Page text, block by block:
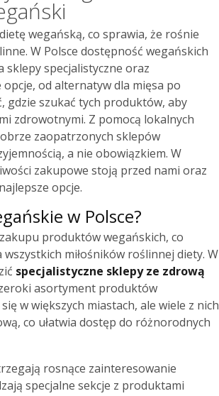
wegańską, co sprawia, że rośnie
W Polsce dostępność wegańskich
sklepy specjalistyczne oraz
od alternatyw dla mięsa po
gdzie szukać tych produktów, aby
zdrowotnymi. Z pomocą lokalnych
zaopatrzonych sklepów
a nie obowiązkiem. W
zakupowe stoją przed nami oraz
opcje.
w Polsce?
produktów wegańskich, co
miłośników roślinnej diety. W
specjalistyczne sklepy ze zdrową
asortyment produktów
w większych miastach, ale wiele z nich
co ułatwia dostęp do różnorodnych
rosnące zainteresowanie
specjalne sekcje z produktami